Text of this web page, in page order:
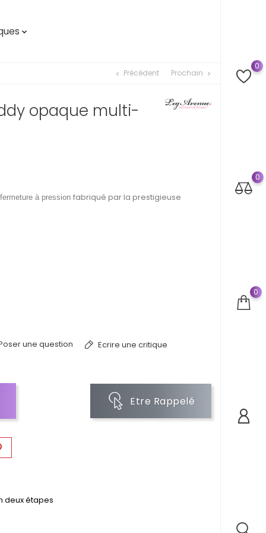
0
0
0

chevron_left Précédent Prochain chevron_right
opaque multi-
à pression fabriqué par la prestigieuse
une question Ecrire une critique
Etre Rappelé
deux étapes